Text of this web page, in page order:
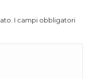
I campi obbligatori